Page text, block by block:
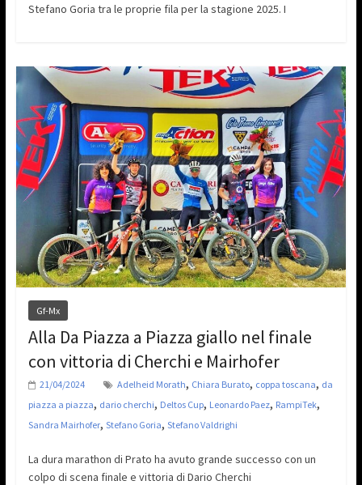
Stefano Goria tra le proprie fila per la stagione 2025. I
Gf-Mx
Alla Da Piazza a Piazza giallo nel finale
con vittoria di Cherchi e Mairhofer
21/04/2024 Adelheid Morath, Chiara Burato, coppa toscana, da
piazza a piazza, dario cherchi, Deltos Cup, Leonardo Paez, RampiTek,
Sandra Mairhofer, Stefano Goria, Stefano Valdrighi
La dura marathon di Prato ha avuto grande successo con un
colpo di scena finale e vittoria di Dario Cherchi